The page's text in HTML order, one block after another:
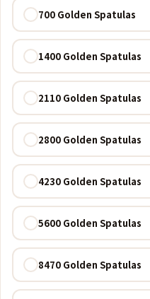
700 Golden Spatulas
1400 Golden Spatulas
2110 Golden Spatulas
2800 Golden Spatulas
4230 Golden Spatulas
5600 Golden Spatulas
8470 Golden Spatulas